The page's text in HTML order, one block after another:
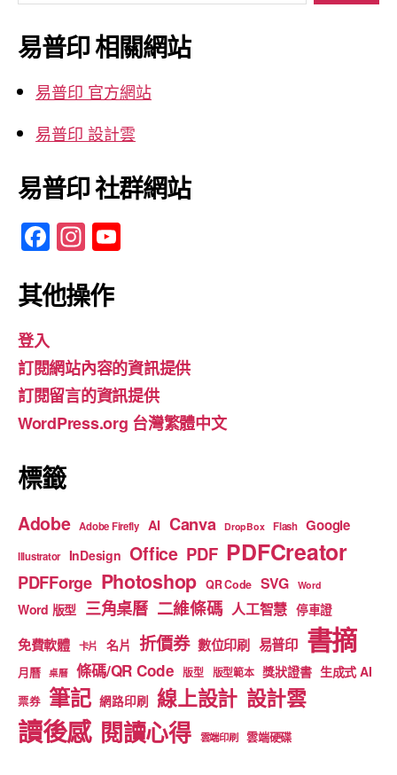
關
鍵
字:
易普印 相關網站
易普印 官方網站
易普印 設計雲
易普印 社群網站
F
c
b
o
o
k
In
a
a
m
u
b
e
其他操作
登入
訂閱網站內容的資訊提供
訂閱留言的資訊提供
WordPress.org 台灣繁體中文
標籤
Adobe Adobe Firefly AI Canva DropBox Flash Google
Illustrator InDesign Office PDF PDFCreator
PDFForge Photoshop QR Code SVG Word
Word 版型 三角桌曆 二維條碼 人工智慧 停車證
免費軟體 卡片 名片 折價券 數位印刷 易普印 書摘
月曆 桌曆 條碼/QR Code 版型 版型範本 獎狀證書 生成式 AI
票券 筆記 網路印刷 線上設計 設計雲
讀後感 閱讀心得 雲端印刷 雲端硬碟